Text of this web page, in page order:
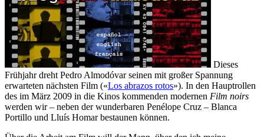
Dieses
Frühjahr dreht Pedro Almodóvar seinen mit großer Spannung
erwarteten nächsten Film («Los abrazos rotos»). In den Hauptrollen
des im März 2009 in die Kinos kommenden modernen Film noirs
werden wir – neben der wunderbaren Penélope Cruz – Blanca
Portillo und Lluís Homar bestaunen können.